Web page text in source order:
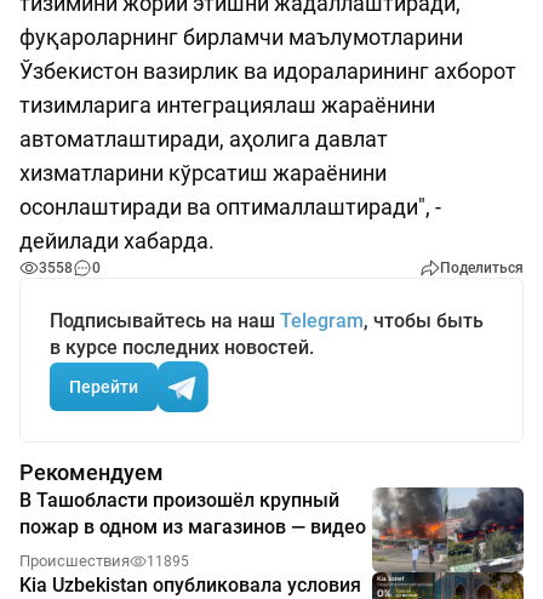
фуқароларнинг бирламчи маълумотларини
Ўзбекистон вазирлик ва идораларининг ахборот
тизимларига интеграциялаш жараёнини
автоматлаштиради, аҳолига давлат
хизматларини кўрсатиш жараёнини
осонлаштиради ва оптималлаштиради", -
дейилади хабарда.
3558 0 Поделиться
Подписывайтесь на наш Telegram, чтобы быть
в курсе последних новостей.
Перейти
Рекомендуем
В Ташобласти произошёл крупный
пожар в одном из магазинов — видео
Происшествия 11895
Kia Uzbekistan опубликовала условия